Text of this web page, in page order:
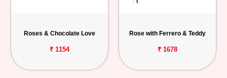
Roses & Chocolate Love
₹ 1154
Rose with Ferrero & Teddy
₹ 1678